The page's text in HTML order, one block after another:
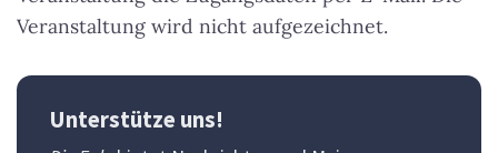
Veranstaltung wird nicht aufgezeichnet.
Unterstütze uns!